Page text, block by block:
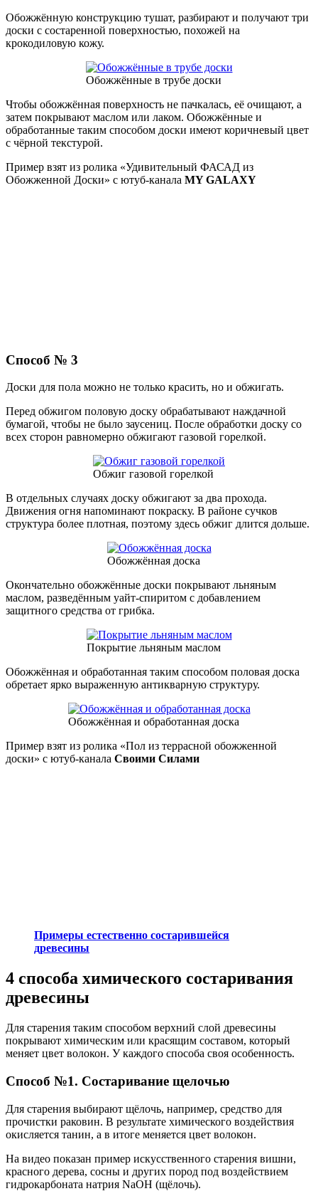
Обожжённую конструкцию тушат, разбирают и получают три
доски с состаренной поверхностью, похожей на
крокодиловую кожу.
Обожжённые в трубе доски
Чтобы обожжённая поверхность не пачкалась, её очищают, а
затем покрывают маслом или лаком. Обожжённые и
обработанные таким способом доски имеют коричневый цвет
с чёрной текстурой.
Пример взят из ролика «Удивительный ФАСАД из
Обожженной Доски» с ютуб-канала MY GALAXY
Способ № 3
Доски для пола можно не только красить, но и обжигать.
Перед обжигом половую доску обрабатывают наждачной
бумагой, чтобы не было заусениц. После обработки доску со
всех сторон равномерно обжигают газовой горелкой.
Обжиг газовой горелкой
В отдельных случаях доску обжигают за два прохода.
Движения огня напоминают покраску. В районе сучков
структура более плотная, поэтому здесь обжиг длится дольше.
Обожжённая доска
Окончательно обожжённые доски покрывают льняным
маслом, разведённым уайт-спиритом с добавлением
защитного средства от грибка.
Покрытие льняным маслом
Обожжённая и обработанная таким способом половая доска
обретает ярко выраженную антикварную структуру.
Обожжённая и обработанная доска
Пример взят из ролика «Пол из террасной обожженной
доски» с ютуб-канала Своими Силами
Примеры естественно состарившейся
древесины
4 способа химического состаривания
древесины
Для старения таким способом верхний слой древесины
покрывают химическим или красящим составом, который
меняет цвет волокон. У каждого способа своя особенность.
Способ №1. Состаривание щелочью
Для старения выбирают щёлочь, например, средство для
прочистки раковин. В результате химического воздействия
окисляется танин, а в итоге меняется цвет волокон.
На видео показан пример искусственного старения вишни,
красного дерева, сосны и других пород под воздействием
гидрокарбоната натрия NaOH (щёлочь).